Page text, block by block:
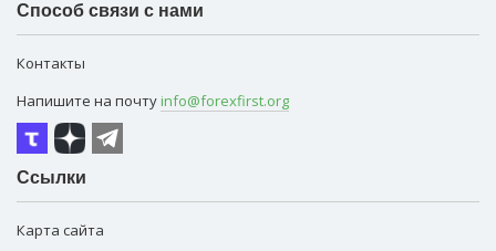
Способ связи с нами
Контакты
Напишите на почту info@forexfirst.org
Ссылки
Карта сайта